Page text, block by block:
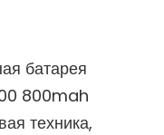
батарея
800mah
техника,